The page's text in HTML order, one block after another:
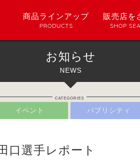
商品ラインアップ
PRODUCTS
販売店を
SHOP
お知らせ
NEWS
CATEGORIES
イベント パブリシティ
口選手レポート